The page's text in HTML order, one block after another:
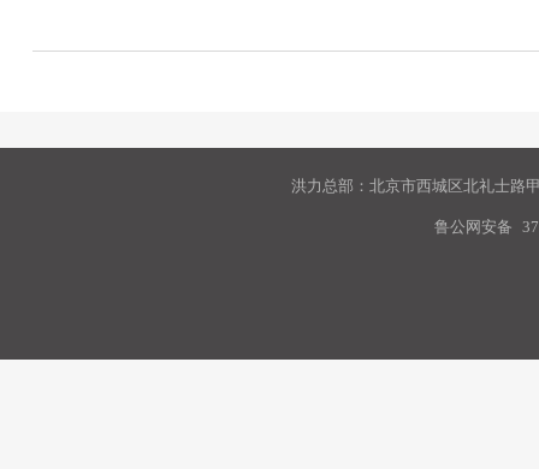
洪力总部：北京市西城区北礼士路
鲁公网安备